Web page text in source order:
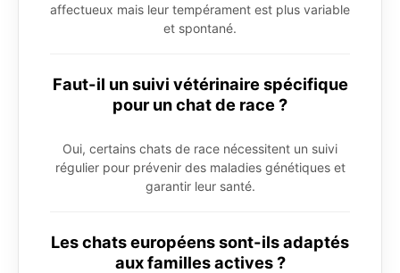
affectueux mais leur tempérament est plus variable
et spontané.
Faut-il un suivi vétérinaire spécifique
pour un chat de race ?
Oui, certains chats de race nécessitent un suivi
régulier pour prévenir des maladies génétiques et
garantir leur santé.
Les chats européens sont-ils adaptés
aux familles actives ?